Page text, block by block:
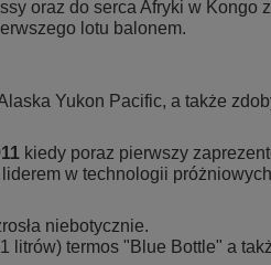
oraz do serca Afryki w Kongo
lotu balonem.
Yukon Pacific, a także
kiedy poraz pierwszy
w technologii
niebotycznie.
litrów) termos "Blue Bottle" a